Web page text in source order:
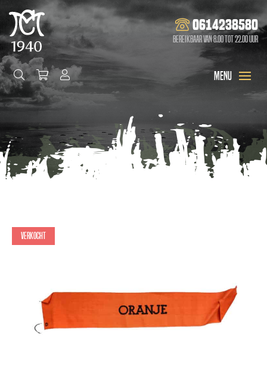
0614238580
Bereikbaar van 8.00 tot 22.00 uur
Verkocht